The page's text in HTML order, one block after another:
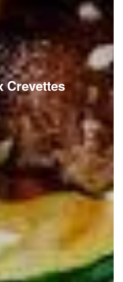
Crevettes